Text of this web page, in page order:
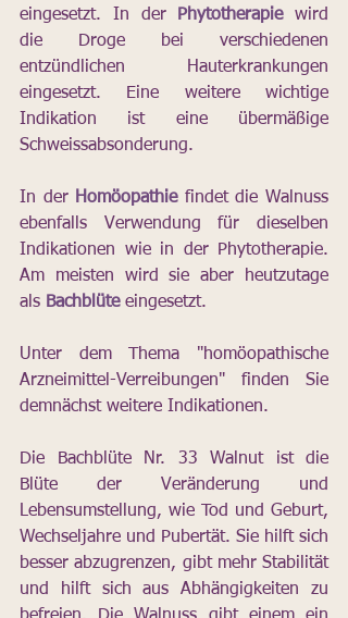
eingesetzt. In der
Phytotherapie wird
die Droge bei verschiedenen
entzündlichen Hauterkrankungen
eingesetzt. Eine weitere wichtige
Indikation ist eine übermäßige
Schweissabsonderung.
In der Homöopathie findet die Walnuss
ebenfalls Verwendung für dieselben
Indikationen wie in der Phytotherapie.
Am meisten wird sie aber heutzutage
als Bachblüte eingesetzt.
Unter dem Thema "homöopathische
Arzneimittel-Verreibungen" finden Sie
demnächst weitere Indikationen.
Die Bachblüte Nr. 33 Walnut ist die
Blüte der Veränderung und
Lebensumstellung, wie Tod und Geburt,
Wechseljahre und Pubertät. Sie hilft sich
besser abzugrenzen, gibt mehr Stabilität
und hilft sich aus Abhängigkeiten zu